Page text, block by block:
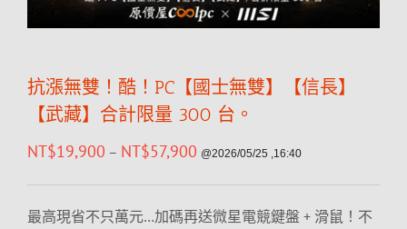
抗漲無雙！酷！PC【國士無雙】【信長】
【武藏】合計限量 300 台。
NT$19,900 – NT$57,900 @2026/05/25 ,16:40
最高現省不只萬元…加碼再送微星電競鍵盤 + 滑鼠！不